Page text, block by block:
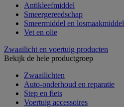
Antikleefmiddel
Smeergereedschap
Smeermiddel en losmaakmiddel
Vet en olie
Zwaailicht en voertuig producten
Bekijk de hele productgroep
Zwaailichten
Auto-onderhoud en reparatie
Step en fiets
Voertuig accessoires